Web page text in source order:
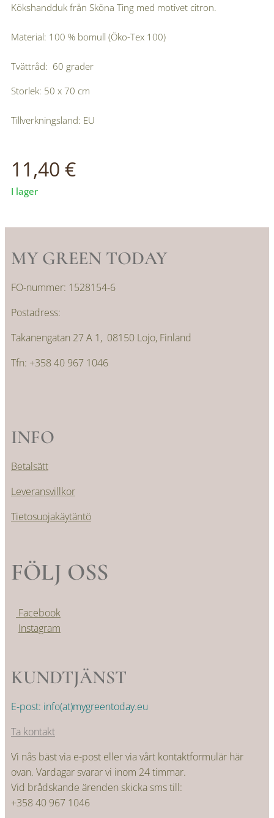
Kökshandduk från Sköna Ting med motivet citron.
Material: 100 % bomull (Öko-Tex 100)
Tvättråd: 60 grader
Storlek: 50 x 70 cm
Tillverkningsland: EU
11,40 €
I lager
MY GREEN TODAY
FO-nummer: 1528154-6
Postadress:
Takanengatan 27 A 1, 08150 Lojo, Finland
Tfn: +358 40 967 1046
INFO
Betalsätt
Leveransvillkor
Tietosuojakäytäntö
FÖLJ OSS
Facebook
Instagram
KUNDTJÄNST
E-post: info(at)mygreentoday.eu
Ta kontakt
Vi nås bäst via e-post eller via vårt kontaktformulär här
ovan. Vardagar svarar vi inom 24 timmar.
Vid brådskande ärenden skicka sms till:
+358 40 967 1046